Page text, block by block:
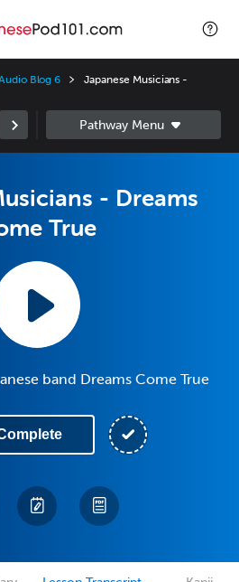
Blog 6
Japanese Musicians -
- Dreams
True
band Dreams Come True